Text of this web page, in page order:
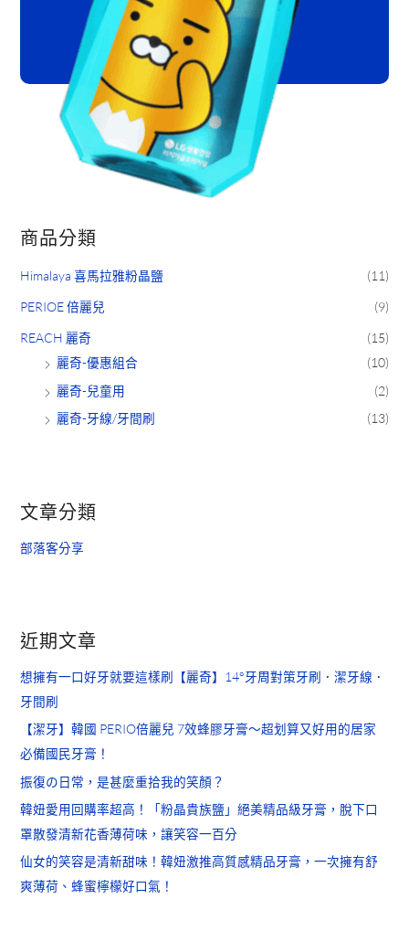
商品分類
Himalaya 喜馬拉雅粉晶鹽 (11)
PERIOE 倍麗兒 (9)
REACH 麗奇
(15)
麗奇-優惠組合
(10)
麗奇-兒童用
(2)
麗奇-牙線/牙間刷
(13)
文章分類
部落客分享
近期文章
想擁有一口好牙就要這樣刷【麗奇】14°牙周對策牙刷．潔牙線．
牙間刷
【潔牙】韓國 PERIO倍麗兒 7效蜂膠牙膏～超划算又好用的居家
必備國民牙膏！
振復の日常，是甚麼重拾我的笑顏？
韓妞愛用回購率超高！「粉晶貴族鹽」絕美精品級牙膏，脫下口
罩散發清新花香薄荷味，讓笑容一百分
仙女的笑容是清新甜味！韓妞激推高質感精品牙膏，一次擁有舒
爽薄荷、蜂蜜檸檬好口氣！